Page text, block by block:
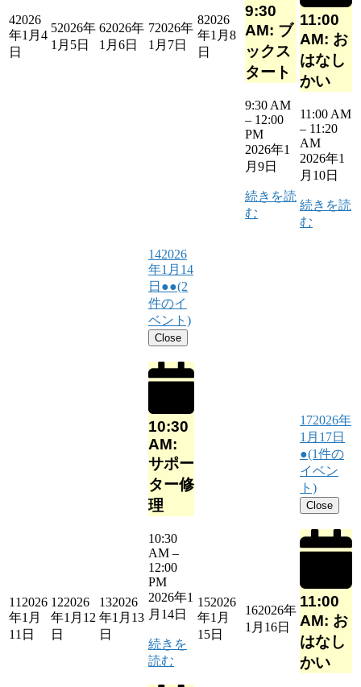
42026
年1月4
日
52026年
1月5日
62026年
1月6日
72026年
1月7日
82026
年1月8
日
9:30
AM: ブ
ックス
タート
9:30 AM
– 12:00
PM
2026年1
月9日
続きを読
む
11:00
AM: お
はなし
かい
11:00 AM
– 11:20
AM
2026年1
月10日
続きを読
む
11 2026
年1月
11日
122026
年1月12
日
132026
年1月13
日
142026
年1月14
日 ●●(2
件のイ
ベント)
Close
10:30
AM:
サポー
ター修
理
10:30
AM –
12:00
PM
2026年1
月14日
続きを
読む
152026
年1月
15日
162026年
1月16日
172026年
1月17日
●(1件の
イベン
ト)
Close
11:00
AM: お
はなし
かい